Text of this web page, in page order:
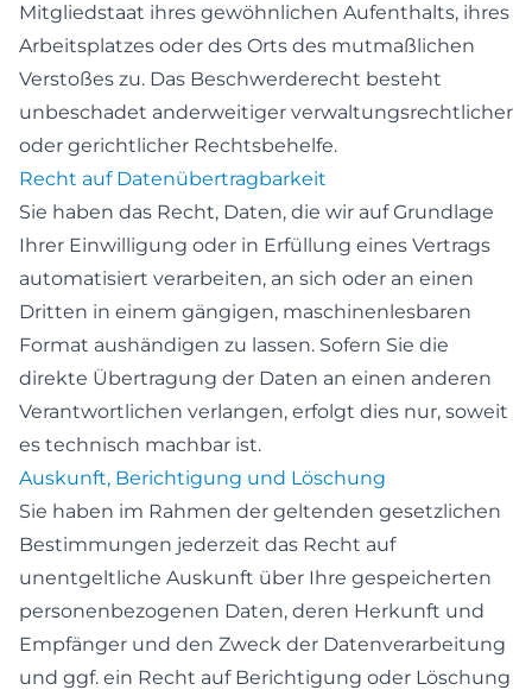
Mitgliedstaat ihres gewöhnlichen Aufenthalts, ihres
Arbeitsplatzes oder des Orts des mutmaßlichen
Verstoßes zu. Das Beschwerderecht besteht
unbeschadet anderweitiger verwaltungsrechtlicher
oder gerichtlicher Rechtsbehelfe.
Recht auf Daten­übertrag­barkeit
Sie haben das Recht, Daten, die wir auf Grundlage
Ihrer Einwilligung oder in Erfüllung eines Vertrags
automatisiert verarbeiten, an sich oder an einen
Dritten in einem gängigen, maschinenlesbaren
Format aushändigen zu lassen. Sofern Sie die
direkte Übertragung der Daten an einen anderen
Verantwortlichen verlangen, erfolgt dies nur, soweit
es technisch machbar ist.
Auskunft, Berichtigung und Löschung
Sie haben im Rahmen der geltenden gesetzlichen
Bestimmungen jederzeit das Recht auf
unentgeltliche Auskunft über Ihre gespeicherten
personenbezogenen Daten, deren Herkunft und
Empfänger und den Zweck der Datenverarbeitung
und ggf. ein Recht auf Berichtigung oder Löschung